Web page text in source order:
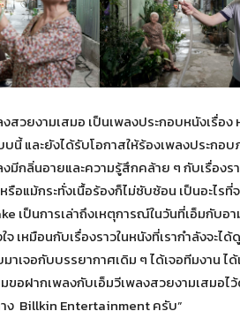
งสวยงามเสมอ เป็นเพลงประกอบหนังเรื่
นี้ และยังได้รับโอกาสให้ร้องเพลงประกอ
มีกลิ่นอายและความรู้สึกคล้าย ๆ กับเรื่องร
รือแม้กระทั่งเนื้อร้องก็ไม่ซับซ้อน เป็นอะไร
เป็นการเล่าถึงเหตุการณ์ในวันที่เอ็มกับอ
จ เหมือนกับเรื่องราวในหนังที่เรากำลังจะ
าเจอกับบรรยากาศเดิม ๆ ได้เจอทีมงาน
ขอฝากเพลงกับเอ็มวีเพลงสวยงามเสมอ
ง Billkin Entertainment ครับ”